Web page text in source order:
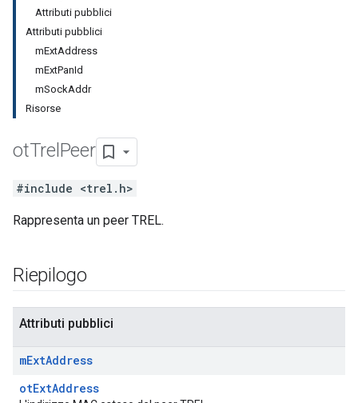
Attributi pubblici
Attributi pubblici
mExtAddress
mExtPanId
mSockAddr
Risorse
otTrel Peer
#include <trel.h>
Rappresenta un peer TREL.
Riepilogo
Attributi pubblici
mExtAddress
otExtAddress